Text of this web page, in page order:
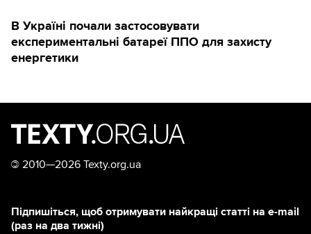
В Україні почали застосовувати
експериментальні батареї ППО для захисту
енергетики
© 2010—2026 Texty.org.ua
Підпишіться, щоб отримувати найкращі статті на e-mail
(раз на два тижні)